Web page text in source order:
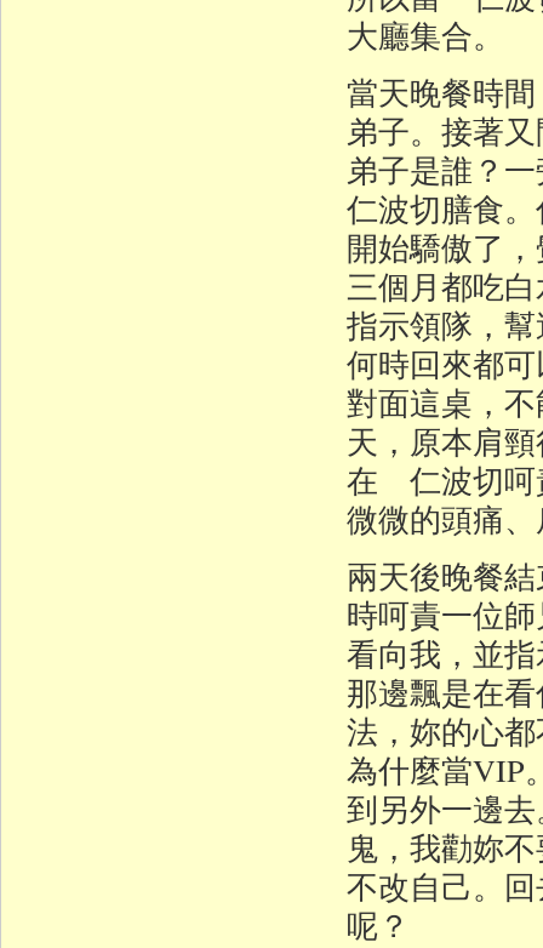
大廳集合。
當天晚餐時
弟子。接著
弟子是誰？
仁波切膳食
開始驕傲了
三個月都吃
指示領隊，
何時回來都
對面這桌，
天，原本肩
在 仁波切呵
微微的頭痛
兩天後晚餐
時呵責一位
看向我，並
那邊飄是在
法，妳的心
為什麼當VIP
到另外一邊
鬼，我勸妳
不改自己。
呢？